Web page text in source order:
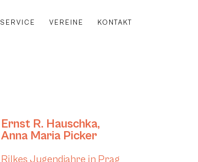
SERVICE VEREINE KONTAKT
Ernst R. Hauschka,
Anna Maria Picker
Rilkes Jugendjahre in Prag